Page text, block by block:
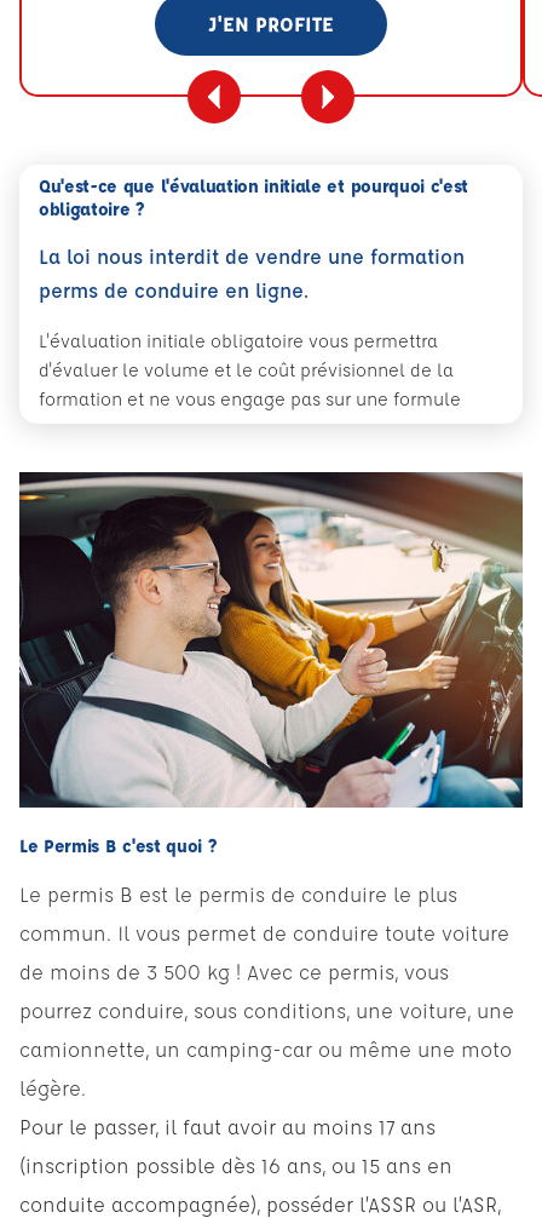
J'EN PROFITE
Qu'est-ce que l'évaluation initiale et pourquoi c'est
obligatoire ?
La loi nous interdit de vendre une formation
perms de conduire en ligne.
L'évaluation initiale obligatoire vous permettra
d'évaluer le volume et le coût prévisionnel de la
formation et ne vous engage pas sur une formule
Le Permis B c'est quoi ?
Le permis B est le permis de conduire le plus
commun. Il vous permet de conduire toute voiture
de moins de 3 500 kg ! Avec ce permis, vous
pourrez conduire, sous conditions, une voiture, une
camionnette, un camping-car ou même une moto
légère.
Pour le passer, il faut avoir au moins 17 ans
(inscription possible dès 16 ans, ou 15 ans en
conduite accompagnée), posséder l’ASSR ou l’ASR,